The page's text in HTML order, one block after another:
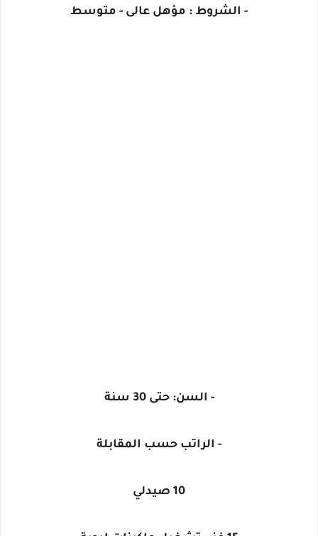
- الشروط : مؤهل عالى - متوسط
- السن: حتى 30 سنة
- الراتب حسب المقابلة
10 صيدلي